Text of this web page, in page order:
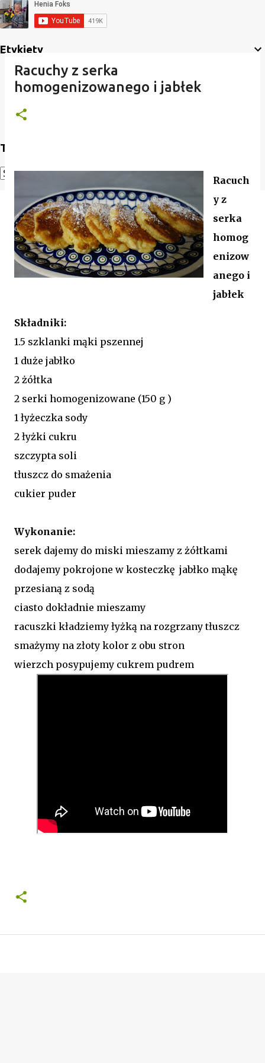
Etykiety
Translate
Translate
Racuchy z serka
homogenizowanego i jabłek
Racuch
y z
serka
homog
enizow
anego i
jabłek
Składniki:
1.5 szklanki mąki pszennej
1 duże jabłko
2 żółtka
2 serki homogenizowane (150 g )
1 łyżeczka sody
2 łyżki cukru
szczypta soli
tłuszcz do smażenia
cukier puder
Wykonanie:
serek dajemy do miski mieszamy z żółtkami
dodajemy pokrojone w kosteczkę jabłko mąkę
przesianą z sodą
ciasto dokładnie mieszamy
racuszki kładziemy łyżką na rozgrzany tłuszcz
smażymy na złoty kolor z obu stron
wierzch posypujemy cukrem pudrem